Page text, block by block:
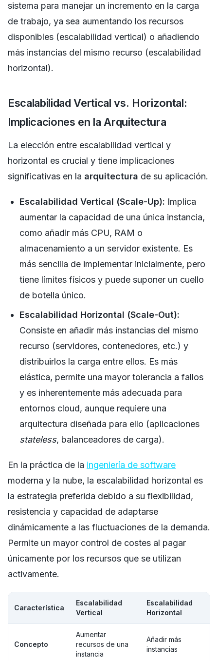
sistema para manejar un incremento en la carga
de trabajo, ya sea aumentando los recursos
disponibles (escalabilidad vertical) o añadiendo
más instancias del mismo recurso (escalabilidad
horizontal).
Escalabilidad Vertical vs. Horizontal:
Implicaciones en la Arquitectura
La elección entre escalabilidad vertical y
horizontal es crucial y tiene implicaciones
significativas en la arquitectura de su aplicación.
Escalabilidad Vertical (Scale-Up): Implica
aumentar la capacidad de una única instancia,
como añadir más CPU, RAM o
almacenamiento a un servidor existente. Es
más sencilla de implementar inicialmente, pero
tiene límites físicos y puede suponer un cuello
de botella único.
Escalabilidad Horizontal (Scale-Out):
Consiste en añadir más instancias del mismo
recurso (servidores, contenedores, etc.) y
distribuirlos la carga entre ellos. Es más
elástica, permite una mayor tolerancia a fallos
y es inherentemente más adecuada para
entornos cloud, aunque requiere una
arquitectura diseñada para ello (aplicaciones
stateless, balanceadores de carga).
En la práctica de la ingeniería de software
moderna y la nube, la escalabilidad horizontal es
la estrategia preferida debido a su flexibilidad,
resistencia y capacidad de adaptarse
dinámicamente a las fluctuaciones de la demanda.
Permite un mayor control de costes al pagar
únicamente por los recursos que se utilizan
activamente.
Característica
Escalabilidad
Vertical
Escalabilidad
Horizontal
Concepto
Aumentar
recursos de una
instancia
Añadir más
instancias